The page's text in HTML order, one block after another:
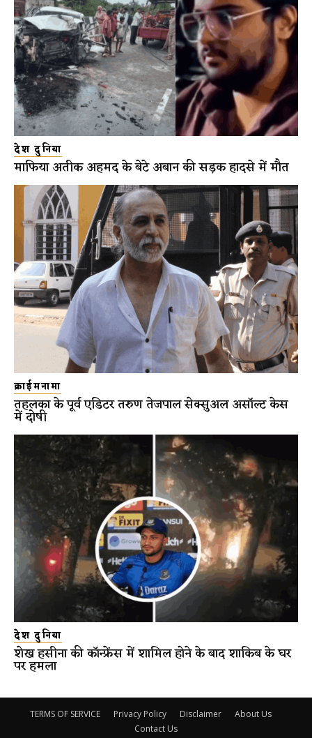
देश दुनिया
माफिया अतीक अहमद के बेटे अबान की सड़क हादसे में मौत
क्राईमनामा
तहलका के पूर्व एडिटर तरुण तेजपाल सेक्सुअल असॉल्ट केस
में दोषी
देश दुनिया
शेख हसीना की कॉन्फ्रेंस में शामिल होने के बाद शाकिब के घर
पर हमला
TERMS OF SERVICE Privacy Policy Disclaimer
About Us
Contact Us